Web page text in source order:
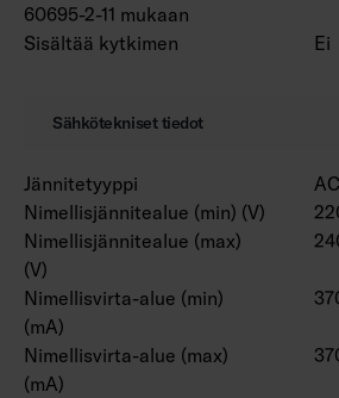
Huom! Marketan
sisältävät valitun
60695-2-11 mukaan
Sisältää kytkimen Ei
Sähkötekniset tiedot
Jännitetyyppi
AC
Nimellisjännitealue (min) (V)
Nimellisjännitealue (max)
(V)
Nimellisvirta-alue (min)
(mA)
Nimellisvirta-alue (max)
(mA)